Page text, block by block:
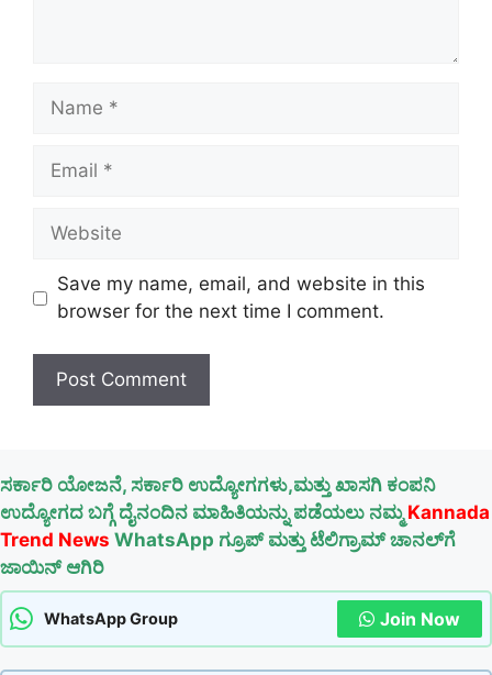
Name
Email
Website
Save my name, email, and website in this
browser for the next time I comment.
ಸರ್ಕಾರಿ ಯೋಜನೆ, ಸರ್ಕಾರಿ ಉದ್ಯೋಗಗಳು,ಮತ್ತು ಖಾಸಗಿ ಕಂಪನಿ
ಉದ್ಯೋಗದ ಬಗ್ಗೆ ದೈನಂದಿನ ಮಾಹಿತಿಯನ್ನು ಪಡೆಯಲು ನಮ್ಮ Kannada
Trend News WhatsApp ಗ್ರೂಪ್ ಮತ್ತು ಟೆಲಿಗ್ರಾಮ್ ಚಾನಲ್‌ಗೆ
ಜಾಯಿನ್ ಆಗಿರಿ
WhatsApp Group Join Now